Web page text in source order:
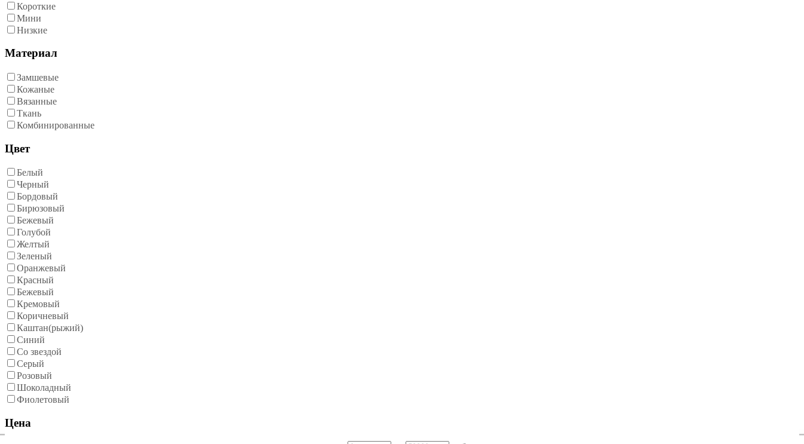
Короткие
Мини
Низкие
Материал
Замшевые
Кожаные
Вязанные
Ткань
Комбинированные
Цвет
Белый
Черный
Бордовый
Бирюзовый
Бежевый
Голубой
Желтый
Зеленый
Оранжевый
Красный
Бежевый
Кремовый
Коричневый
Каштан(рыжий)
Синий
Со звездой
Серый
Розовый
Шоколадный
Фиолетовый
Цена